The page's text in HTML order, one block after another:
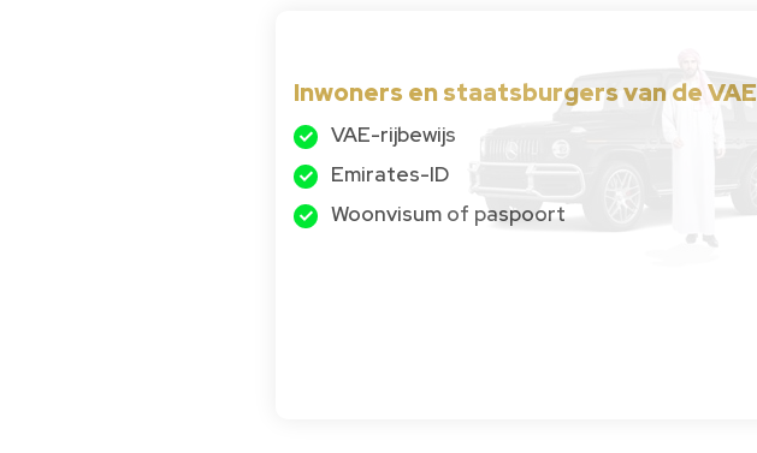
Inwoners en staatsburgers van de VAE
VAE-rijbewijs
Emirates-ID
Woonvisum of paspoort